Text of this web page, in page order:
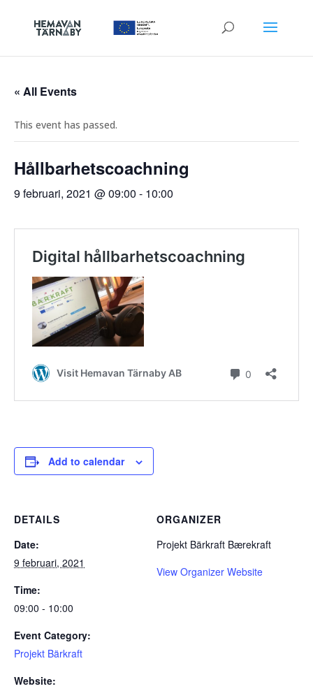
« All Events
This event has passed.
Hållbarhetscoachning
9 februari, 2021 @ 09:00 - 10:00
Add to calendar
DETAILS
Date:
9 februari, 2021
Time:
09:00 - 10:00
Event Category:
Projekt Bärkraft
Website:
ORGANIZER
Projekt Bärkraft Bærekraft
View Organizer Website